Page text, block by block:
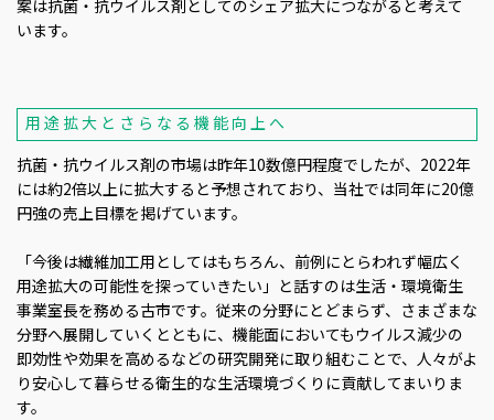
案は抗菌・抗ウイルス剤としてのシェア拡大につながると考えて
います。
用途拡大とさらなる機能向上へ
抗菌・抗ウイルス剤の市場は昨年10数億円程度でしたが、2022年
には約2倍以上に拡大すると予想されており、当社では同年に20億
円強の売上目標を掲げています。
「今後は繊維加工用としてはもちろん、前例にとらわれず幅広く
用途拡大の可能性を探っていきたい」と話すのは生活・環境衛生
事業室長を務める古市です。従来の分野にとどまらず、さまざまな
分野へ展開していくとともに、機能面においてもウイルス減少の
即効性や効果を高めるなどの研究開発に取り組むことで、人々がよ
り安心して暮らせる衛生的な生活環境づくりに貢献してまいりま
す。